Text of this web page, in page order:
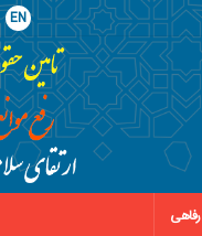
EN
رفاهی